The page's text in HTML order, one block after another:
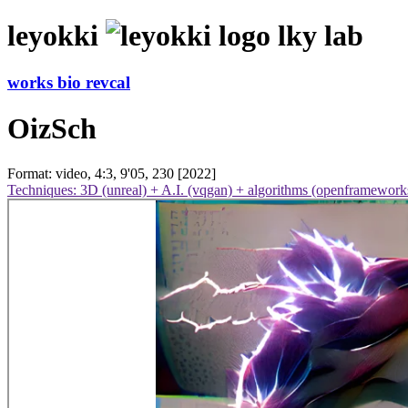
leyokki lky lab
works bio revcal
OizSch
Format: video, 4:3, 9'05, 230 [2022]
Techniques: 3D (unreal) + A.I. (vqgan) + algorithms